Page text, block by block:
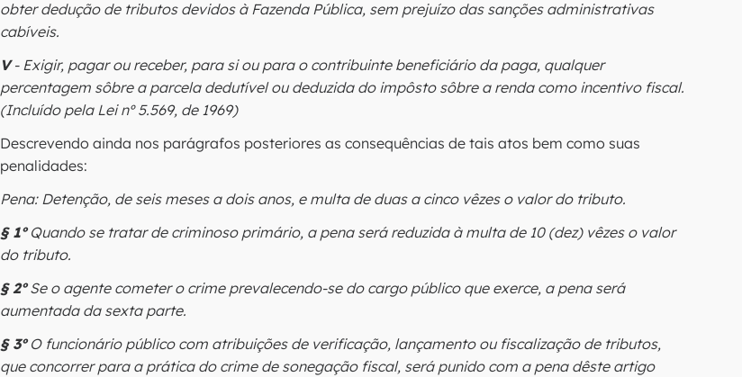
obter dedução de tributos devidos à Fazenda Pública, sem prejuízo das sanções administrativas
cabíveis.
V- Exigir, pagar ou receber, para si ou para o contribuinte beneficiário da paga, qualquer
percentagem sôbre a parcela dedutível ou deduzida do impôsto sôbre a renda como incentivo fiscal.
(Incluído pela Lei nº 5.569, de 1969)
Descrevendo ainda nos parágrafos posteriores as consequências de tais atos bem como suas
penalidades:
Pena: Detenção, de seis meses a dois anos, e multa de duas a cinco vêzes o valor do tributo.
§ 1ºQuando se tratar de criminoso primário, a pena será reduzida à multa de 10 (dez) vêzes o valor
do tributo.
§ 2ºSe o agente cometer o crime prevalecendo-se do cargo público que exerce, a pena será
aumentada da sexta parte.
§ 3ºO funcionário público com atribuições de verificação, lançamento ou fiscalização de tributos,
que concorrer para a prática do crime de sonegação fiscal, será punido com a pena dêste artigo